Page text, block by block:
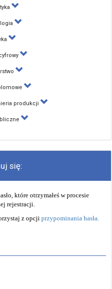
produkcji
się:
które otrzymałeś w procesie
rejestracji.
z opcji przypominania hasła.